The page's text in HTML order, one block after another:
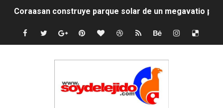
Irán apuesta por resistencia en disputa con Estados
Dominicana demanda Yankees por 10 millones de
Un derrumbe en el centro de Cuba deja dos personas
Condenan a dos 'streamers' franceses por torturar